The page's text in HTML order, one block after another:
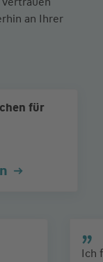
an Ihrer
für
Ich